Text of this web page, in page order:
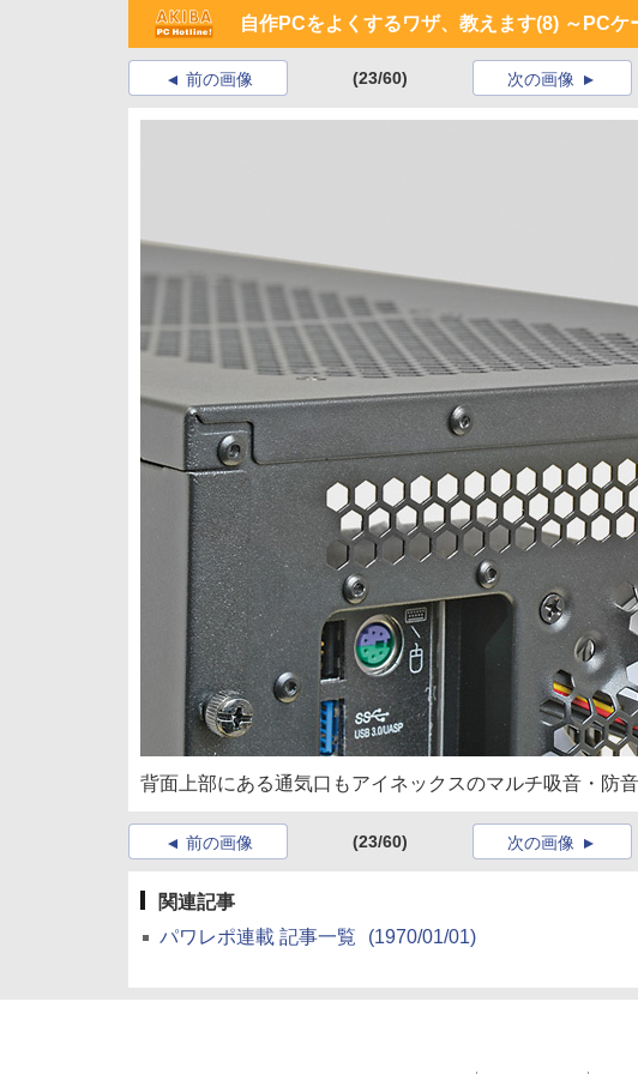
自作PCをよくするワザ、教えます(8) ～PCケ
前の画像 (23/60) 次の画像
背面上部にある通気口もアイネックスのマルチ吸音・防
前の画像 (23/60) 次の画像
関連記事
パワレポ連載 記事一覧
(1970/01/01)